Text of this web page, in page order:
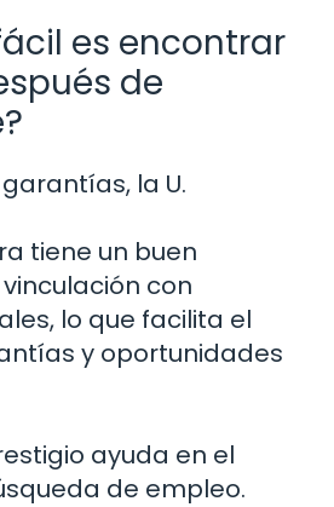
es encontrar
de
la U.
tiene un buen
con
lo que facilita el
y oportunidades
ayuda en el
de empleo.